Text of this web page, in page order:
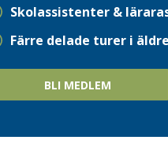
Skolassistenter &
Färre delade turer i
BLI MEDLEM